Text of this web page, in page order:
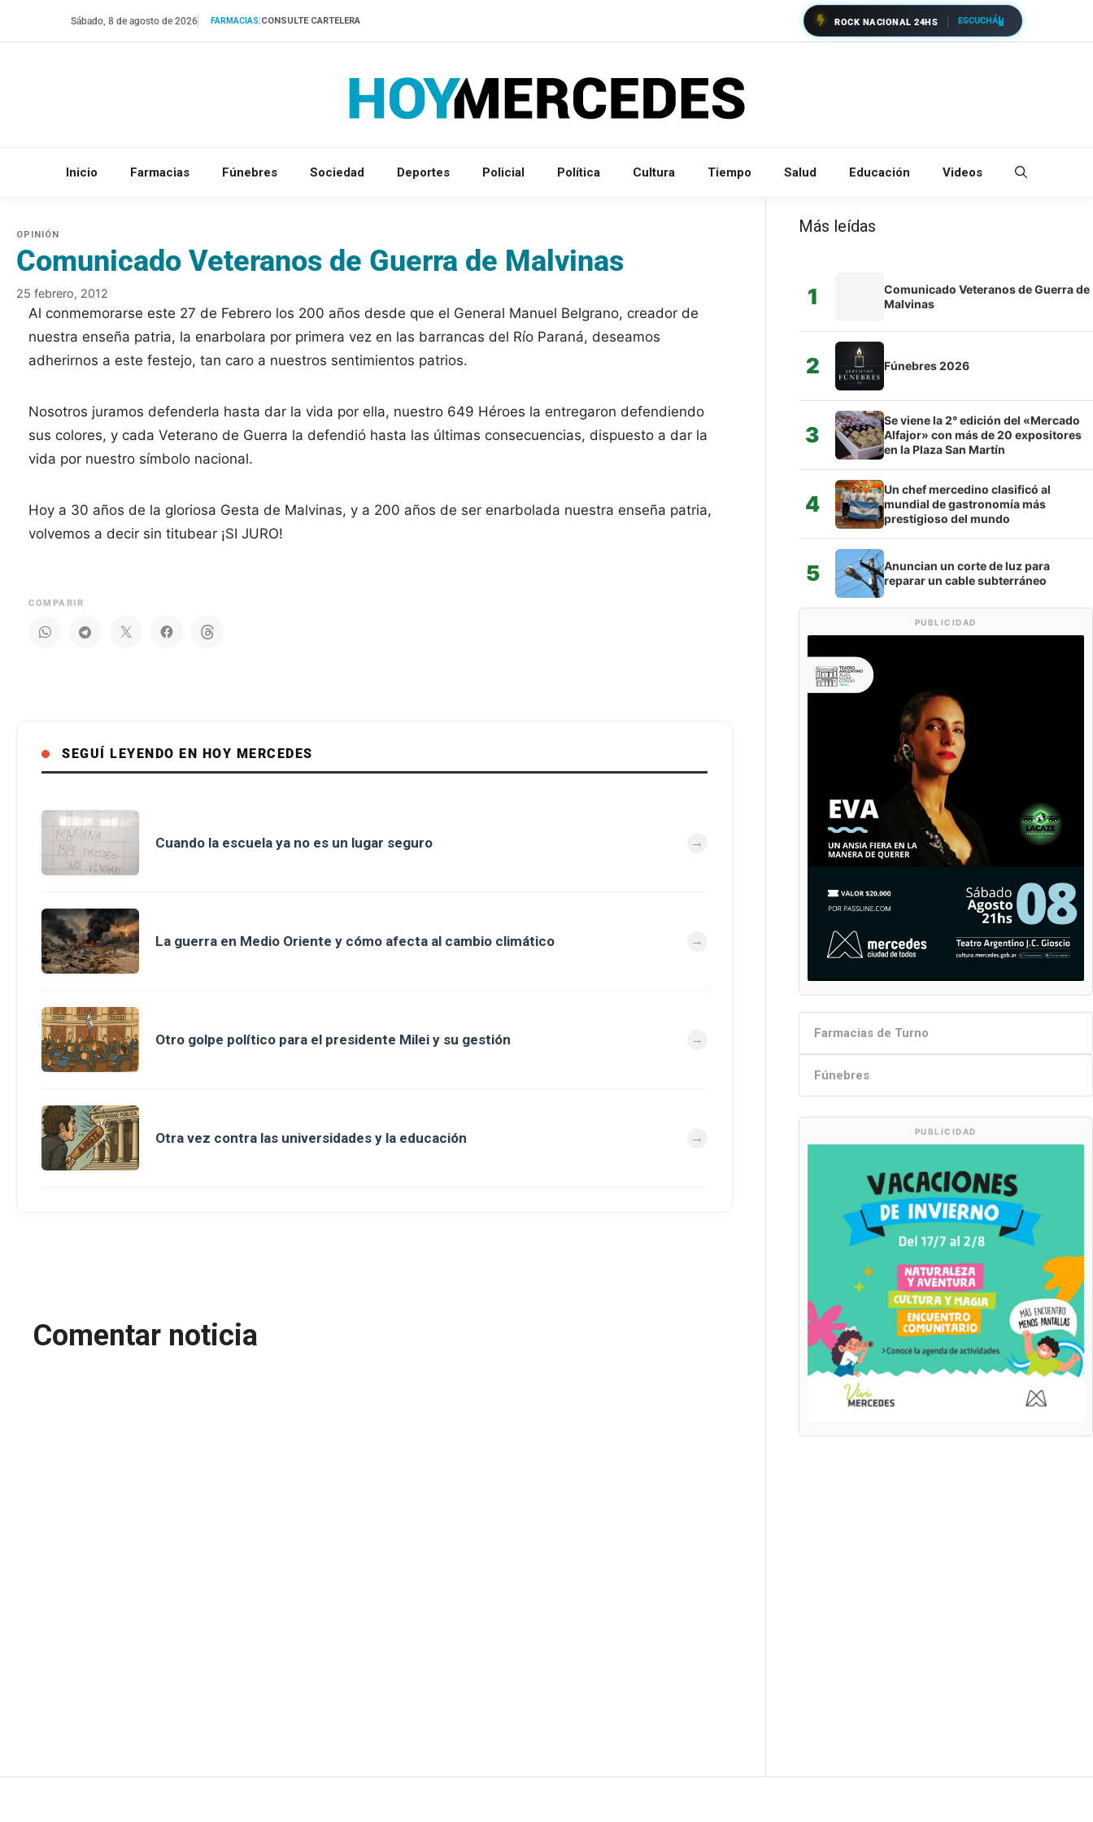
Sábado, 8 de agosto de 2026 FARMACIAS:CONSULTE CARTELERA ROCK NACIONAL 24HS ESCUCHÁ
Inicio Farmacias Fúnebres Sociedad Deportes Policial Política Cultura Tiempo Salud Educación Videos
Comunicado Veteranos de Guerra de Malvinas
25 febrero, 2012
Al conmemorarse este 27 de Febrero los 200 años desde que el General Manuel Belgrano, creador de
nuestra enseña patria, la enarbolara por primera vez en las barrancas del Río Paraná, deseamos
adherirnos a este festejo, tan caro a nuestros sentimientos patrios.
Nosotros juramos defenderla hasta dar la vida por ella, nuestro 649 Héroes la entregaron defendiendo
sus colores, y cada Veterano de Guerra la defendió hasta las últimas consecuencias, dispuesto a dar la
vida por nuestro símbolo nacional.
Hoy a 30 años de la gloriosa Gesta de Malvinas, y a 200 años de ser enarbolada nuestra enseña patria,
volvemos a decir sin titubear ¡SI JURO!
COMPARIR
SEGUÍ LEYENDO EN HOY MERCEDES
Cuando la escuela ya no es un lugar seguro
La guerra en Medio Oriente y cómo afecta al cambio climático
Otro golpe político para el presidente Milei y su gestión
Otra vez contra las universidades y la educación
Comentar noticia
Más leídas
1
Comunicado Veteranos de Guerra de
Malvinas
2 Fúnebres 2026
3
Se viene la 2° edición del «Mercado
Alfajor» con más de 20 expositores
en la Plaza San Martín
4
Un chef mercedino clasificó al
mundial de gastronomía más
prestigioso del mundo
5
Anuncian un corte de luz para
reparar un cable subterráneo
PUBLICIDAD
Farmacias de Turno
Fúnebres
PUBLICIDAD